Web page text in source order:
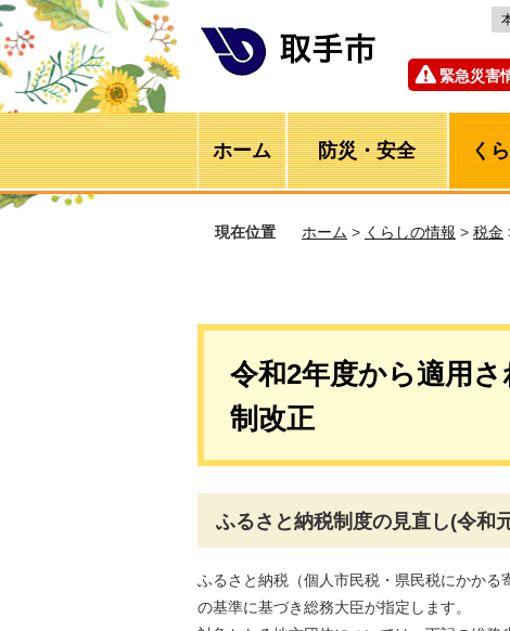
緊急災害
ホーム 防災・安全 く
現在位置 ホーム > くらしの情報 > 税金
令和2年度から適用
制改正
ふるさと納税制度の見直し(令和
ふるさと納税（個人市民税・県民税にかか
の基準に基づき総務大臣が指定します。